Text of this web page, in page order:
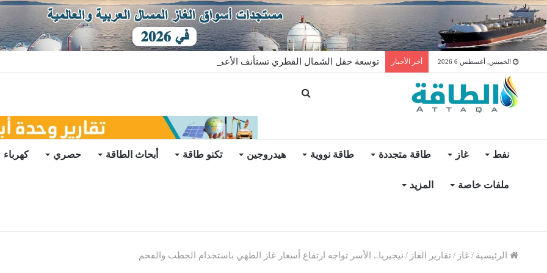
الخميس, أغسطس 6 2026 أخر الأخبار توسعة حقل الشمال القطري تستأنف الأعمال بعد تعليق مؤقت
نفط غاز طاقة متجددة طاقة نووية هيدروجين تكنو طاقة أبحاث الطاقة حصري كهرباء
ملفات خاصة المزيد
الرئيسية /غاز /تقارير الغاز / نيجيريا.. الأسر تواجه ارتفاع أسعار غاز الطهي باستخدام الحطب والفحم